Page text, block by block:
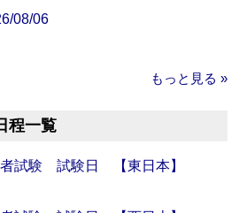
08/06
もっと見る »
程一覧
試験 試験日 【東日本】